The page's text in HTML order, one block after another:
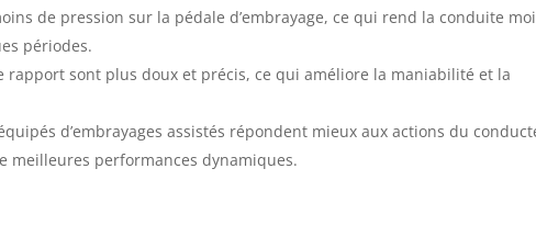
de pression sur la pédale d’embrayage, ce qui rend la conduite
périodes.
rapport sont plus doux et précis, ce qui améliore la maniabilité et la
d’embrayages assistés répondent mieux aux actions du
meilleures performances dynamiques.